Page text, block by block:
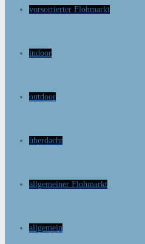
vorsortierter Flohmarkt
indoor
outdoor
überdacht
allgemeiner Flohmarkt
allgemein